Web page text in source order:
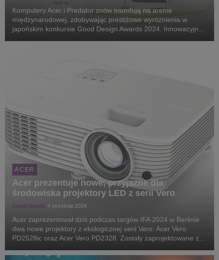
Komputery Acer i Predator znów triumfują na arenie
międzynarodowej, zdobywając prestiżowe wyróżnienia w
japońskim konkursie Good Design Awards 2024. Innowacyjne
ACER
Acer prezentuje nowe, przyjazne dla
środowiska projektory LED z serii Vero
Dawid Nowak 4 września 2024
Acer zaprezentował dziś podczas targów IFA 2024 w Berlinie
dwa nowe projektory z ekologicznej serii Vero: Acer Vero
PD2528ic oraz Acer Vero PD2328. Zostały zaprojektowane z
energooszczędne urządzenia. Są doskonałym wybore...